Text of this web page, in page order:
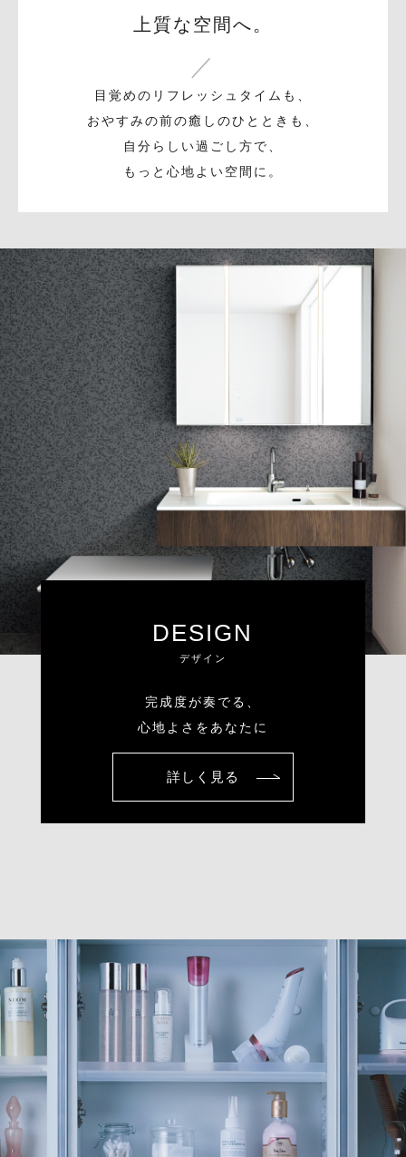
上質な空間へ。
目覚めのリフレッシュタイムも、
おやすみの前の癒しのひとときも、
自分らしい過ごし方で、
もっと心地よい空間に。
DESIGN
デザイン
完成度が奏でる、
心地よさをあなたに
詳しく見る